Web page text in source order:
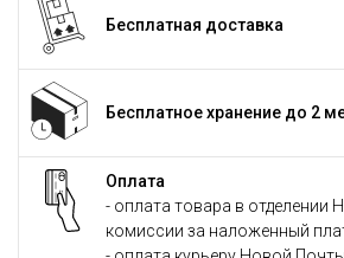
Бесплатная доставка
Бесплатное хранение до 2
Оплата
- оплата товара в отделении
комиссии за наложенный